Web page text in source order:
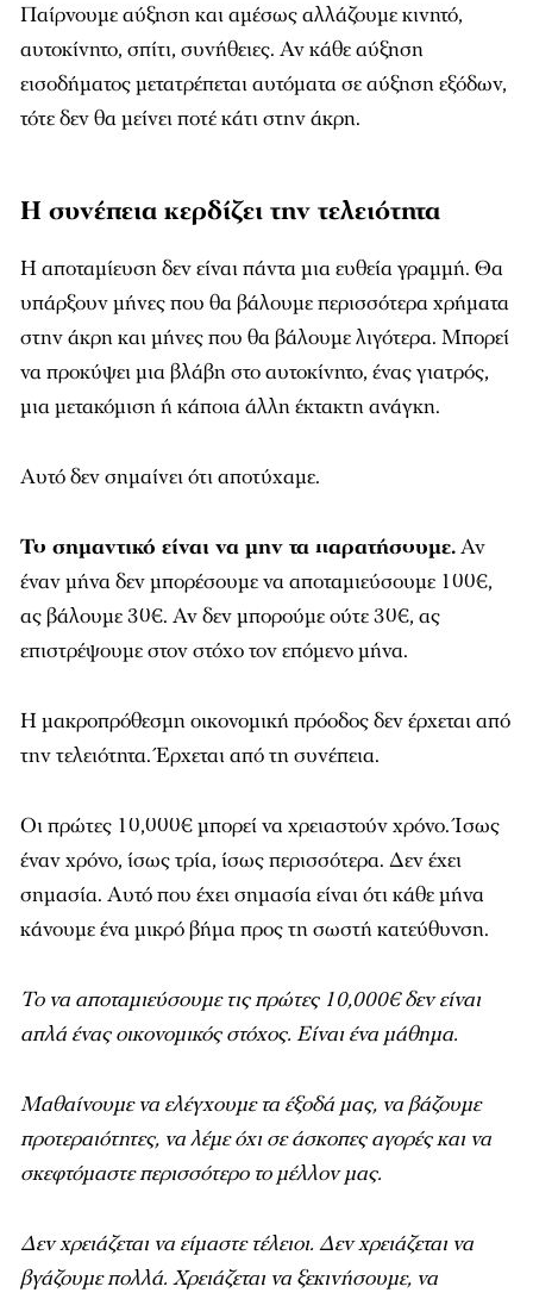
Παίρνουμε αύξηση και αμέσως αλλάζουμε κινητό,
αυτοκίνητο, σπίτι, συνήθειες. Αν κάθε αύξηση
εισοδήματος μετατρέπεται αυτόματα σε αύξηση εξόδων,
τότε δεν θα μείνει ποτέ κάτι στην άκρη.
Η συνέπεια κερδίζει την τελειότητα
Η αποταμίευση δεν είναι πάντα μια ευθεία γραμμή. Θα
υπάρξουν μήνες που θα βάλουμε περισσότερα χρήματα
στην άκρη και μήνες που θα βάλουμε λιγότερα. Μπορεί
να προκύψει μια βλάβη στο αυτοκίνητο, ένας γιατρός,
μια μετακόμιση ή κάποια άλλη έκτακτη ανάγκη.
Αυτό δεν σημαίνει ότι αποτύχαμε.
Το σημαντικό είναι να μην τα παρατήσουμε.Αν
έναν μήνα δεν μπορέσουμε να αποταμιεύσουμε 100€,
ας βάλουμε 30€. Αν δεν μπορούμε ούτε 30€, ας
επιστρέψουμε στον στόχο τον επόμενο μήνα.
Η μακροπρόθεσμη οικονομική πρόοδος δεν έρχεται από
την τελειότητα. Έρχεται από τη συνέπεια.
Οι πρώτες 10,000€ μπορεί να χρειαστούν χρόνο. Ίσως
έναν χρόνο, ίσως τρία, ίσως περισσότερα. Δεν έχει
σημασία. Αυτό που έχει σημασία είναι ότι κάθε μήνα
κάνουμε ένα μικρό βήμα προς τη σωστή κατεύθυνση.
Το να αποταμιεύσουμε τις πρώτες 10,000€ δεν είναι
απλά ένας οικονομικός στόχος. Είναι ένα μάθημα.
Μαθαίνουμε να ελέγχουμε τα έξοδά μας, να βάζουμε
προτεραιότητες, να λέμε όχι σε άσκοπες αγορές και να
σκεφτόμαστε περισσότερο το μέλλον μας.
Δεν χρειάζεται να είμαστε τέλειοι. Δεν χρειάζεται να
βγάζουμε πολλά. Χρειάζεται να ξεκινήσουμε, να